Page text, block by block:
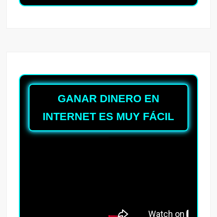
GANAR DINERO EN
INTERNET ES MUY FÁCIL